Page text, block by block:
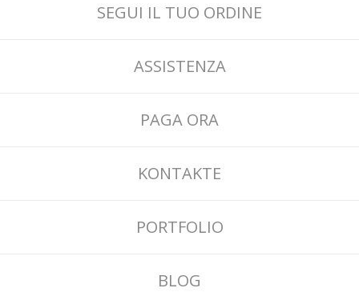
SEGUI IL TUO ORDINE
ASSISTENZA
PAGA ORA
KONTAKTE
PORTFOLIO
BLOG